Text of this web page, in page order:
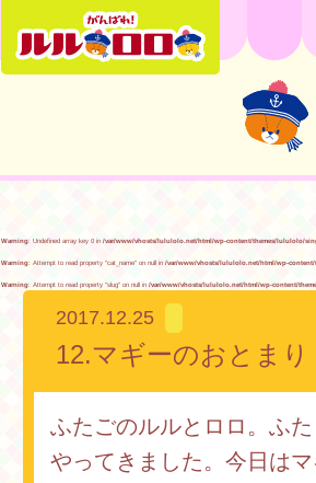
Warning: Undefined array key 0 in /var/www/vhosts/lululolo.net/html/wp-content/themes/lululolo/
Warning: Attempt to read property "cat_name" on null in /var/www/vhosts/lululolo.net/html/wp-
Warning: Attempt to read property "slug" on null in /var/www/vhosts/lululolo.net/html/wp-content/
2017.12.25
12.マギーのおとまり
ふたごのルルとロロ。ふ
やってきました。今日は